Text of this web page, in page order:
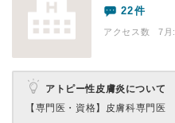
22件
アクセス数 7月:
アトピー性皮膚炎について
【専門医・資格】 皮膚科専門医